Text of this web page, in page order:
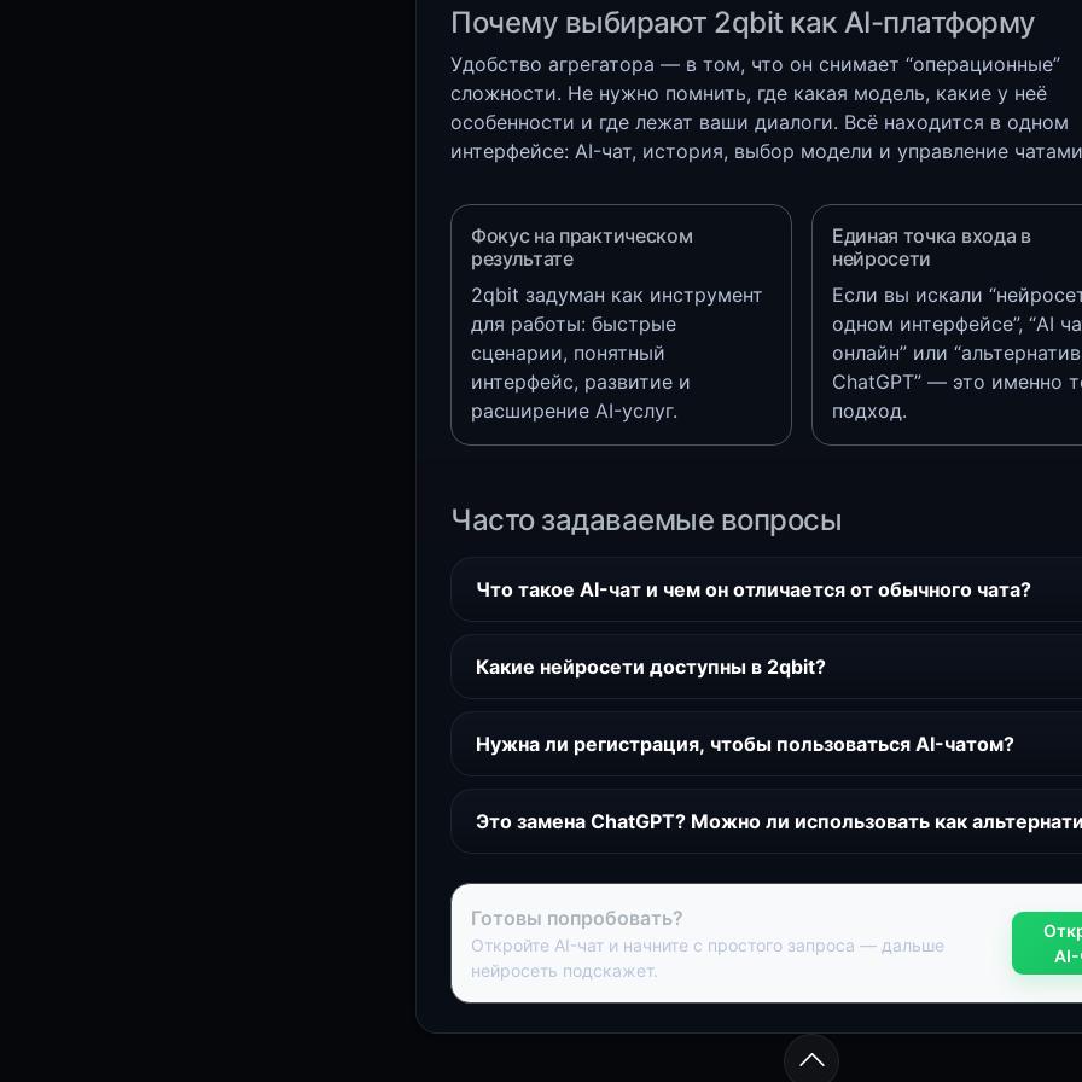
Почему выбирают 2qbit как AI-платформу
Удобство агрегатора — в том, что он снимает “операционные”
сложности. Не нужно помнить, где какая модель, какие у неё
особенности и где лежат ваши диалоги. Всё находится в одном
интерфейсе: AI-чат, история, выбор модели и управление
Фокус на практическом
результате
2qbit задуман как инструмент
для работы: быстрые
сценарии, понятный
интерфейс, развитие и
расширение AI-услуг.
Единая точка входа в
нейросети
Если вы искали
одном интерфейсе”, “AI
онлайн” или
ChatGPT” — это именно
подход.
Часто задаваемые вопросы
Что такое AI-чат и чем он отличается от обычного чата?
Какие нейросети доступны в 2qbit?
Нужна ли регистрация, чтобы пользоваться AI-чатом?
Это замена ChatGPT? Можно ли использовать как
Готовы попробовать?
Откройте AI-чат и начните с простого запроса — дальше
нейросеть подскажет.
AI-